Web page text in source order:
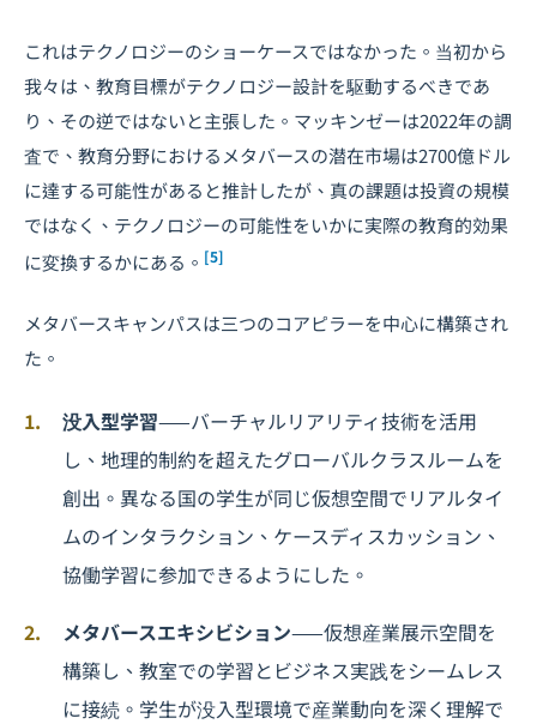
これはテクノロジーのショーケースではなかった。当初から
我々は、教育目標がテクノロジー設計を駆動するべきであ
り、その逆ではないと主張した。マッキンゼーは2022年の調
査で、教育分野におけるメタバースの潜在市場は2700億ドル
に達する可能性があると推計したが、真の課題は投資の規模
ではなく、テクノロジーの可能性をいかに実際の教育的効果
に変換するかにある。 [5]
メタバースキャンパスは三つのコアピラーを中心に構築され
た。
没入型学習——バーチャルリアリティ技術を活用
し、地理的制約を超えたグローバルクラスルームを
創出。異なる国の学生が同じ仮想空間でリアルタイ
ムのインタラクション、ケースディスカッション、
協働学習に参加できるようにした。
メタバースエキシビション——仮想産業展示空間を
構築し、教室での学習とビジネス実践をシームレス
に接続。学生が没入型環境で産業動向を深く理解で